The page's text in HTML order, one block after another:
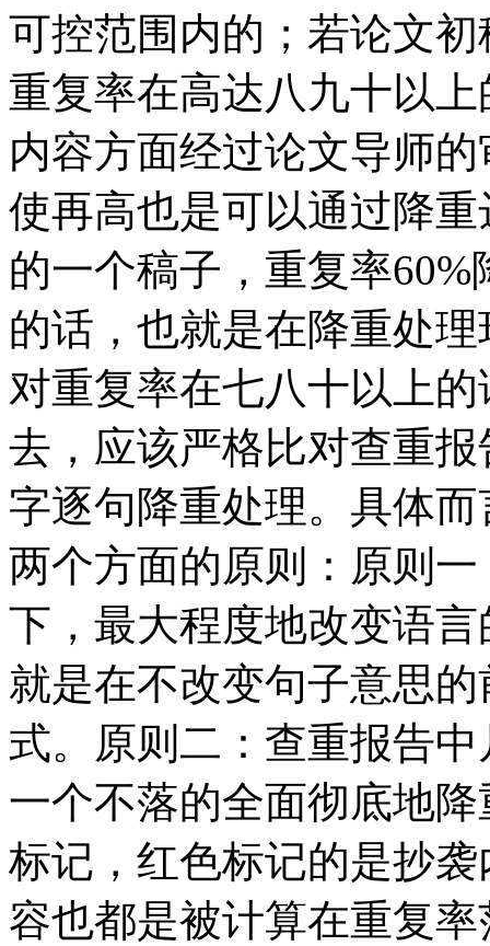
可控范围内的；若论文
重复率在高达八九十以
内容方面经过论文导师
使再高也是可以通过降
的一个稿子，重复率
的话，也就是在降重处
对重复率在七八十以上
去，应该严格比对查重
字逐句降重处理。具体
两个方面的原则：原则
下，最大程度地改变语
就是在不改变句子意思
式。原则二：查重报告
一个不落的全面彻底地
标记，红色标记的是抄
容也都是被计算在重复